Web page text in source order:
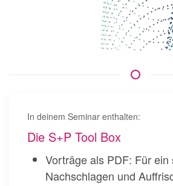
In deinem Seminar enthalten:
Die S+P Tool Box
Vorträge als PDF: Für ein
Nachschlagen und